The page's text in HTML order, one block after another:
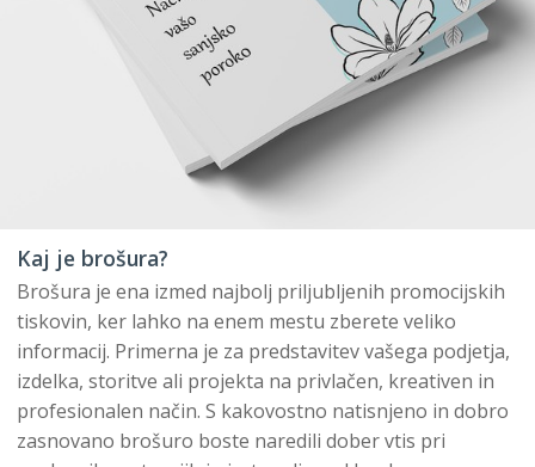
Kaj je brošura?
Brošura je ena izmed najbolj priljubljenih promocijskih
tiskovin, ker lahko na enem mestu zberete veliko
informacij. Primerna je za predstavitev vašega podjetja,
izdelka, storitve ali projekta na privlačen, kreativen in
profesionalen način. S kakovostno natisnjeno in dobro
zasnovano brošuro boste naredili dober vtis pri